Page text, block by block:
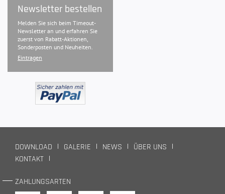
Newsletter bestellen
Melden Sie sich beim Timeout-
Newsletter an und erfahren Sie
zuerst von Rabatt-Aktionen,
Sonderposten und Neuheiten.
Eintragen
DOWNLOAD GALERIE NEWS
ÜBER UNS
KONTAKT
ZAHLUNGSARTEN